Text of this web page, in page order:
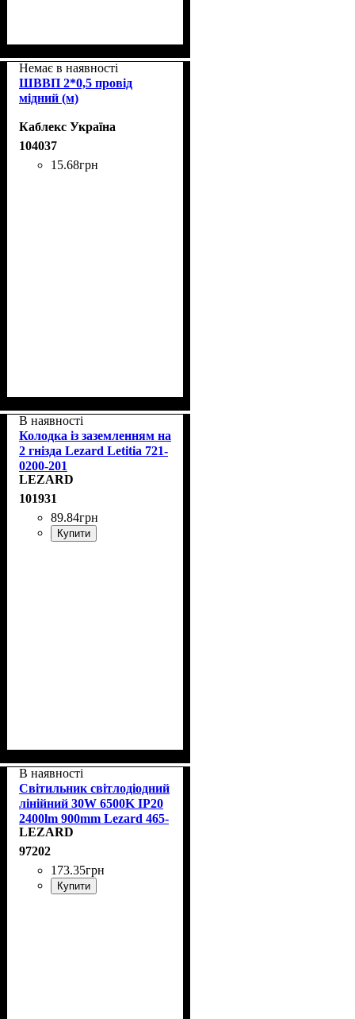
Немає в наявності
ШВВП 2*0,5 провід
мідний (м)
Каблекс Україна
104037
15.68грн
В наявності
Колодка із заземленням на
2 гнізда Lezard Letitia 721-
0200-201
LEZARD
101931
89.84грн
Купити
В наявності
Світильник світлодіодний
лінійний 30W 6500K IP20
2400lm 900mm Lezard 465-
FL90-030
LEZARD
97202
173.35грн
Купити